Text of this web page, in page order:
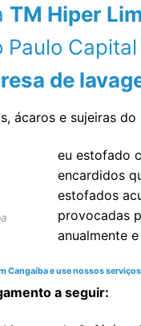
TM Hiper
Paulo
de
ácaros e sujeiras
eu estofado
encardidos
estofados
provocadas
anualmente
Cangaíba e use nossos
a seguir: